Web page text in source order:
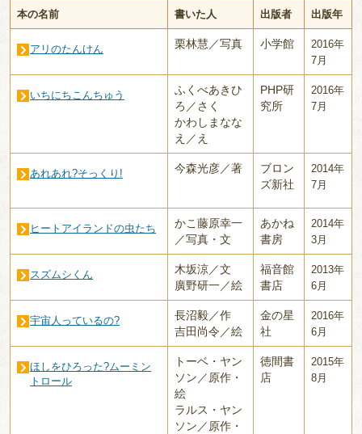
本の名前 書いた人 出版者 出版年
アリのたんけん 栗林慧／写真 小学館
2016年
7月
いちにちこんちゅう
ふくべあきひ
ろ／さく
かわしまなな
え／え
PHP研
究所
2016年
7月
あれあれ?そっくり! 今森光彦／著
ブロン
ズ新社
2014年
7月
ヒートアイランドの虫たち
かこ藤原幸一
／写真・文
あかね
書房
2014年
3月
スズムシくん
木坂涼／文
廣野研一／絵
福音館
書店
2013年
6月
宇宙人っているの?
長沼毅／作
吉田尚令／絵
金の星
社
2016年
6月
ほしをひろった?ムーミン
トロール
トーベ・ヤン
ソン／原作・
絵
ラルス・ヤン
ソン／原作・
徳間書
店
2015年
8月